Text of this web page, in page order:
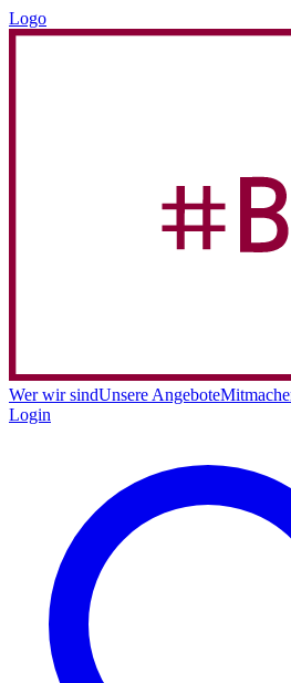
Logo
Wer wir sindUnsere Angebote
Login